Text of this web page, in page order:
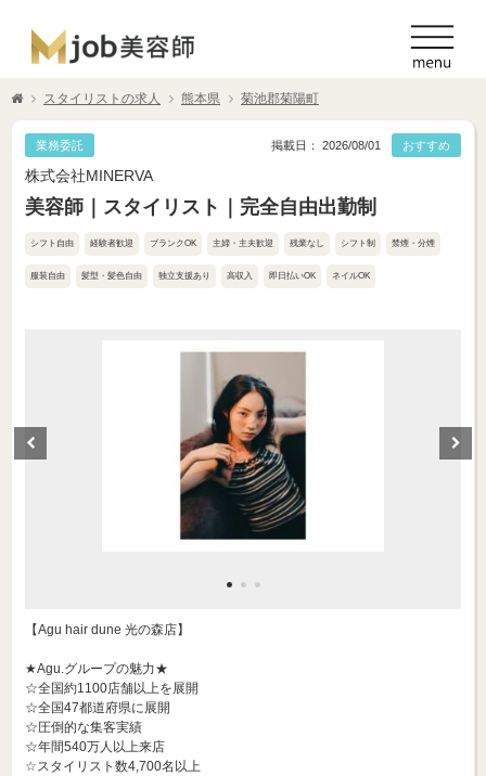
スタイリストの求人 熊本県 菊池郡菊陽町
業務委託 おすすめ
掲載日： 2026/08/01
株式会社MINERVA
美容師｜スタイリスト｜完全自由出勤制
シフト自由 経験者歓迎 ブランクOK 主婦・主夫歓迎 残業なし シフト制 禁煙・分煙
服装自由 髪型・髪色自由 独立支援あり 高収入 即日払いOK ネイルOK
【Agu hair dune 光の森店】
★Agu.グループの魅力★
☆全国約1100店舗以上を展開
☆全国47都道府県に展開
☆圧倒的な集客実績
☆年間540万人以上来店
☆スタイリスト数4,700名以上